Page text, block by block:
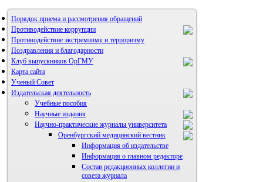
Порядок приема и рассмотрения обращений
Противодействие коррупции
Противодействие экстремизму и терроризму
Поздравления и благодарности
Клуб выпускников ОрГМУ
Карта сайта
Ученый Совет
Издательская деятельность
Учебные пособия
Научные издания
Научно-практические журналы университета
Оренбургский медицинский вестник
Информация об издательстве
Информация о главном редакторе
Состав редакционных коллегии и
совета журнала